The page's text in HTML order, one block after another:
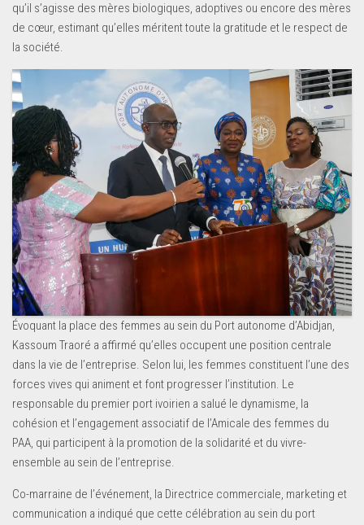
qu’il s’agisse des mères biologiques, adoptives ou encore des mères
de cœur, estimant qu’elles méritent toute la gratitude et le respect de
la société.
Évoquant la place des femmes au sein du Port autonome d’Abidjan,
Kassoum Traoré a affirmé qu’elles occupent une position centrale
dans la vie de l’entreprise. Selon lui, les femmes constituent l’une des
forces vives qui animent et font progresser l’institution. Le
responsable du premier port ivoirien a salué le dynamisme, la
cohésion et l’engagement associatif de l’Amicale des femmes du
PAA, qui participent à la promotion de la solidarité et du vivre-
ensemble au sein de l’entreprise.
Co-marraine de l’événement, la Directrice commerciale, marketing et
communication a indiqué que cette célébration au sein du port